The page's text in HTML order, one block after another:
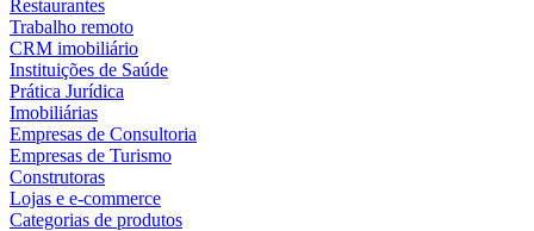
Restaurantes
Trabalho remoto
CRM imobiliário
Instituições de Saúde
Prática Jurídica
Imobiliárias
Empresas de Consultoria
Empresas de Turismo
Construtoras
Lojas e e-commerce
Categorias de produtos